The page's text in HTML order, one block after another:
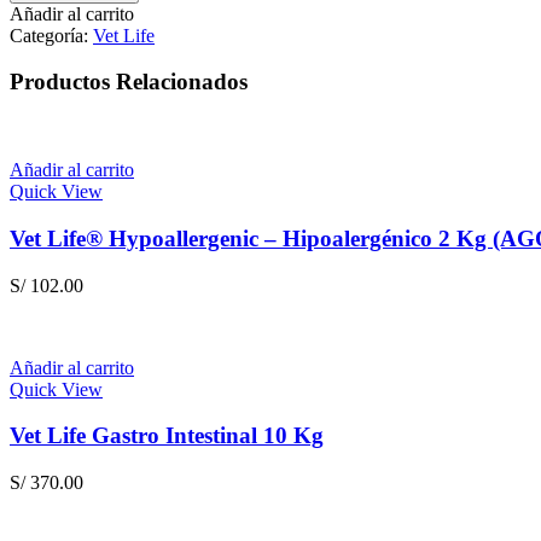
Renal
–
Tratamiento
Renal
2
Añadir al carrito
Categoría: Vet Life
Productos Relacionados
Añadir al carrito
Quick View
Vet Life® Hypoallergenic – Hipoalergénico 2 Kg
S/102.00
Añadir al carrito
Quick View
Vet Life Gastro Intestinal 10 Kg
S/370.00